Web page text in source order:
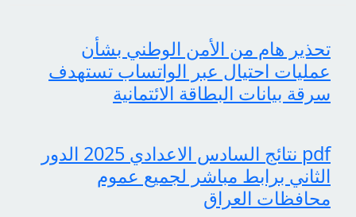
تحذير هام من الأمن الوطني بشأن
عمليات احتيال عبر الواتساب تستهدف
سرقة بيانات البطاقة الائتمانية
pdf نتائج السادس الاعدادي 2025 الدور
الثاني برابط مباشر لجميع عموم
محافظات العراق